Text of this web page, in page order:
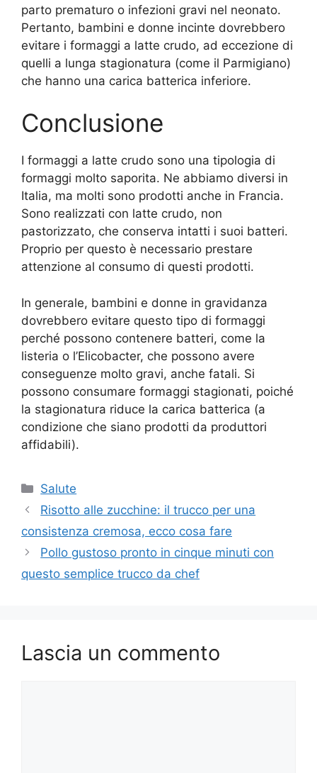
parto prematuro o infezioni gravi nel neonato.
Pertanto, bambini e donne incinte dovrebbero
evitare i formaggi a latte crudo, ad eccezione di
quelli a lunga stagionatura (come il Parmigiano)
che hanno una carica batterica inferiore.
Conclusione
I formaggi a latte crudo sono una tipologia di
formaggi molto saporita. Ne abbiamo diversi in
Italia, ma molti sono prodotti anche in Francia.
Sono realizzati con latte crudo, non
pastorizzato, che conserva intatti i suoi batteri.
Proprio per questo è necessario prestare
attenzione al consumo di questi prodotti.
In generale, bambini e donne in gravidanza
dovrebbero evitare questo tipo di formaggi
perché possono contenere batteri, come la
listeria o l’Elicobacter, che possono avere
conseguenze molto gravi, anche fatali. Si
possono consumare formaggi stagionati, poiché
la stagionatura riduce la carica batterica (a
condizione che siano prodotti da produttori
affidabili).
Categorie
Salute
Risotto alle zucchine: il trucco per una
consistenza cremosa, ecco cosa fare
Pollo gustoso pronto in cinque minuti con
questo semplice trucco da chef
Lascia un commento